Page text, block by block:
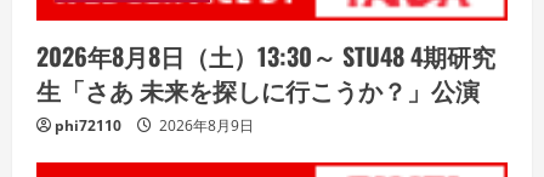
2026年8月8日（土）13:30～ STU48 4期研究
生「さあ 未来を探しに行こうか？」公演
phi72110 2026年8月9日